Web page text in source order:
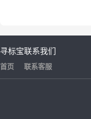
寻标宝
首页
联系我们
联系客服